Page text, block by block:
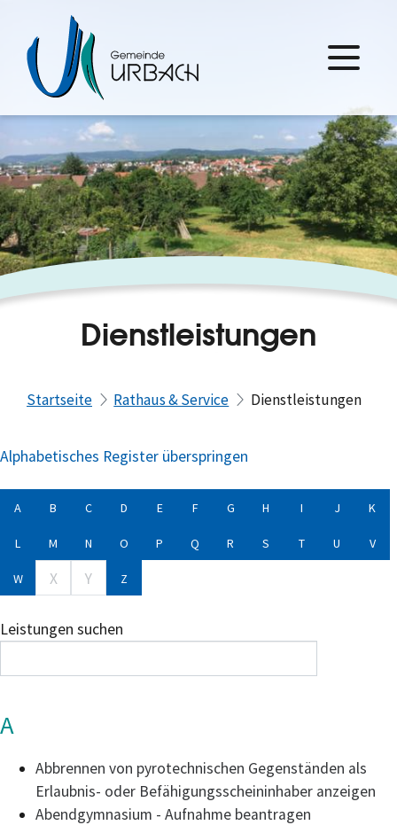
Dienstleistungen
Startseite Rathaus & Service Dienstleistungen
Alphabetisches Register überspringen
A B C D E F G H I J K
L M N O P Q R S T U V
W X Y Z
Leistungen suchen
A
Abbrennen von pyrotechnischen Gegenständen als
Erlaubnis- oder Befähigungsscheininhaber anzeigen
Abendgymnasium - Aufnahme beantragen